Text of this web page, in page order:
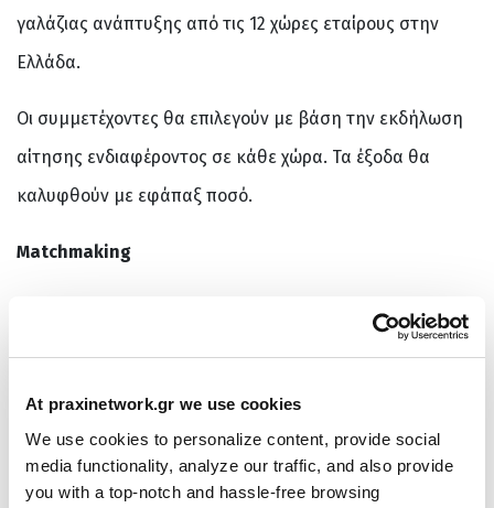
At praxinetwork.gr we use cookies
We use cookies to personalize content, provide social
media functionality, analyze our traffic, and also provide
you with a top-notch and hassle-free browsing
γαλάζιας ανάπτυξης από τις 12 χώρες εταίρους στην
Ελλάδα.
Οι συμμετέχοντες θα επιλεγούν με βάση την εκδήλωση
αίτησης ενδιαφέροντος σε κάθε χώρα. Τα έξοδα θα
καλυφθούν με εφάπαξ ποσό.
Matchmaking
B2Match».
ΤοB2Matchείναι μια πλατφόρμα για online
matchmaking. Όταν εγγραφείτεμέσω αυτού του
, δημιουργείτε ένα προφίλ και αποκτάτε